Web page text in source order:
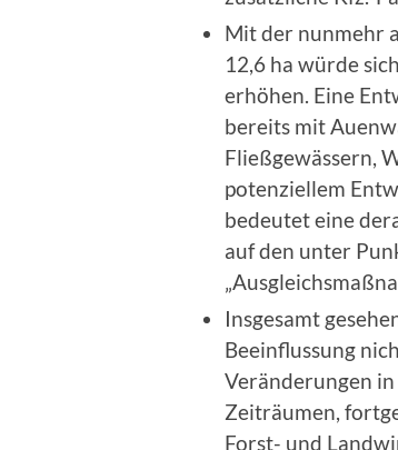
Mit der nunmehr
12,6 ha würde
erhöhen. Eine
bereits mit
Fließgewässern,
potenziellem
bedeutet eine
auf den unter
Insgesamt
Beeinflussung
Veränderungen
Zeiträumen,
Forst- und